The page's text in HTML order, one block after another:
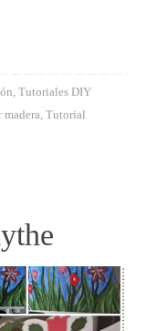
Tutoriales DIY
madera Tutorial